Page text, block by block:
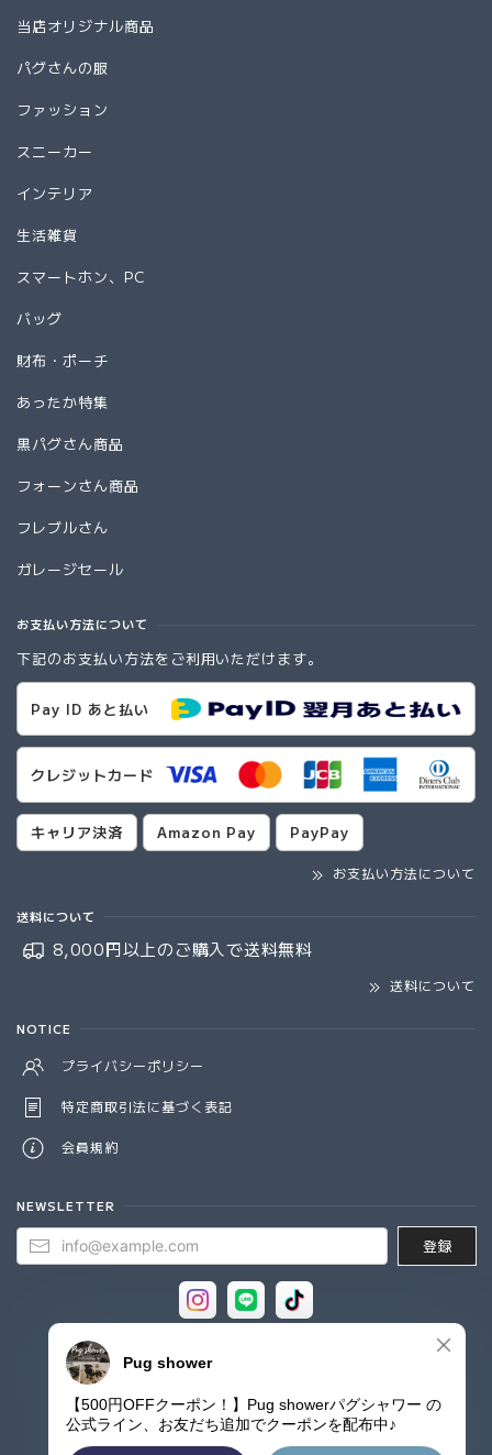
当店オリジナル商品
パグさんの服
ファッション
スニーカー
インテリア
生活雑貨
スマートホン、PC
バッグ
財布・ポーチ
あったか特集
黒パグさん商品
フォーンさん商品
フレブルさん
ガレージセール
お支払い方法について
下記のお支払い方法をご利用いただけます。
Pay ID あと払い
クレジットカード
キャリア決済 Amazon Pay PayPay
お支払い方法について
送料について
8,000円以上のご購入で送料無料
送料について
NOTICE
プライバシーポリシー
特定商取引法に基づく表記
会員規約
NEWSLETTER
登録
© Pug shower - パグシャワー パグ雑貨専門店